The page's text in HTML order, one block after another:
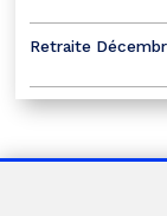
Retraite